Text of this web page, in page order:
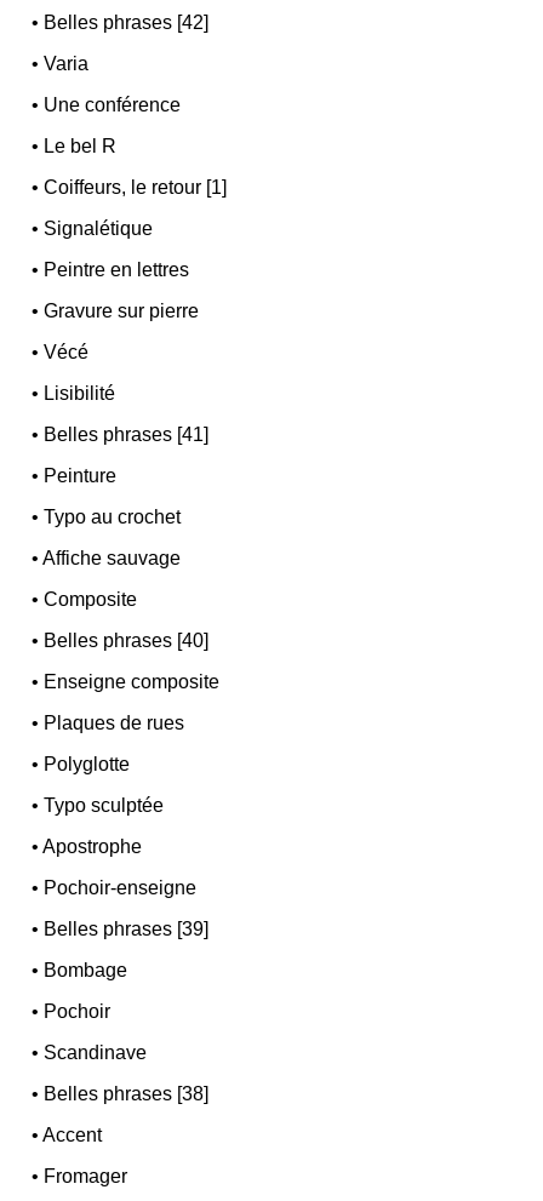
• Belles phrases [42]
•Varia
• Une conférence
• Le bel R
•Coiffeurs, le retour [1]
• Signalétique
• Peintre en lettres
•Gravure sur pierre
•Vécé
• Lisibilité
• Belles phrases [41]
• Peinture
•Typo au crochet
•Affiche sauvage
•Composite
• Belles phrases [40]
• Enseigne composite
• Plaques de rues
• Polyglotte
•Typo sculptée
•Apostrophe
• Pochoir-enseigne
• Belles phrases [39]
• Bombage
• Pochoir
• Scandinave
• Belles phrases [38]
•Accent
• Fromager